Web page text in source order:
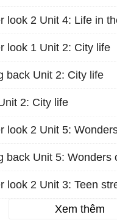
look 2 Unit 4: Life in
look 1 Unit 2: City life
back Unit 2: City life
2: City life
look 2 Unit 5:
back Unit 5: Wonders
look 2 Unit 3: Teen
Xem thêm